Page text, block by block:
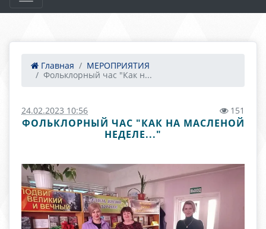
Главная
МЕРОПРИЯТИЯ
Фольклорный час "Как н...
24.02.2023 10:56 151
ФОЛЬКЛОРНЫЙ ЧАС "КАК НА МАСЛЕНОЙ
НЕДЕЛЕ..."